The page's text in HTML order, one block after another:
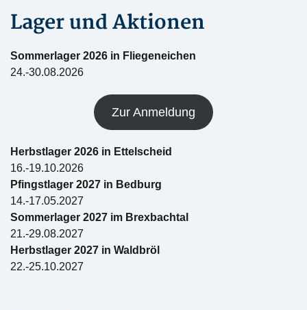
Lager und Aktionen
Sommerlager 2026 in Fliegeneichen
24.-30.08.2026
Zur Anmeldung
Herbstlager 2026 in Ettelscheid
16.-19.10.2026
Pfingstlager 2027 in Bedburg
14.-17.05.2027
Sommerlager 2027 im Brexbachtal
21.-29.08.2027
Herbstlager 2027 in Waldbröl
22.-25.10.2027